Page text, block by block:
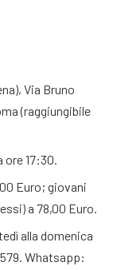
Via Bruno
(raggiungibile
ore 17:30.
Euro; giovani
a 78,00 Euro.
alla domenica
Whatsapp: